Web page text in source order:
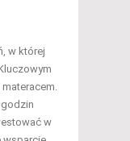
w której
godzin
w